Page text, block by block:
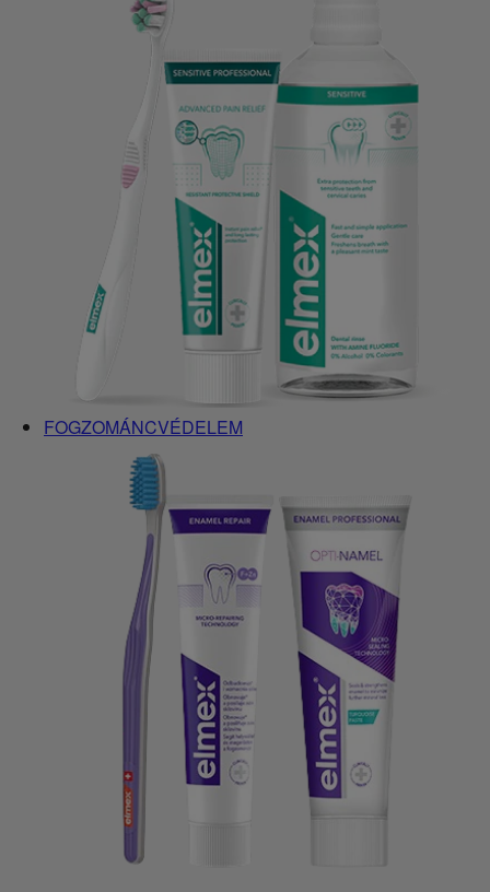
FOGZOMÁNCVÉDELEM